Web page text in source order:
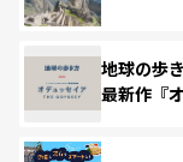
地球の歩
最新作『